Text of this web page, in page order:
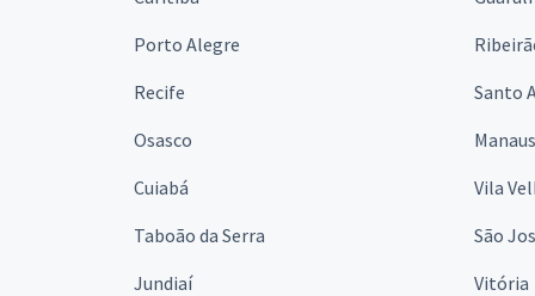
Porto Alegre
Recife
Santo
Osasco
Manaus
Cuiabá
Vila
Taboão da Serra
São
Jundiaí
Vitória